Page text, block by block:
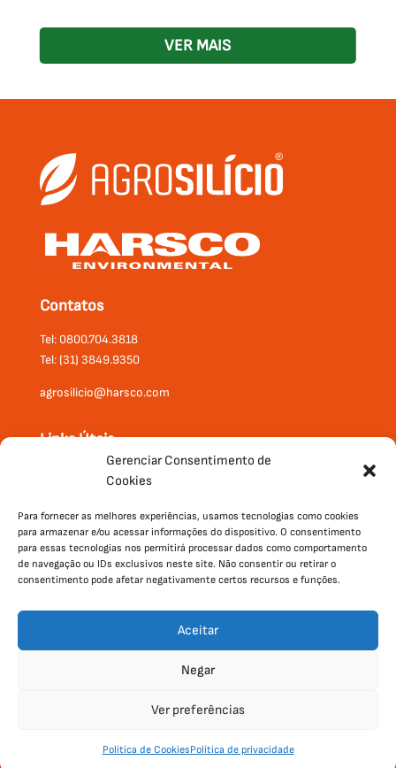
Gerenciar Consentimento de
Cookies
Para fornecer as melhores experiências, usamos tecnologias como cookies
para armazenar e/ou acessar informações do dispositivo. O consentimento
para essas tecnologias nos permitirá processar dados como comportamento
de navegação ou IDs exclusivos neste site. Não consentir ou retirar o
consentimento pode afetar negativamente certos recursos e funções.
Aceitar
Negar
Ver preferências
Política de CookiesPolítica de privacidade
VER MAIS
Contatos
Tel: 0800.704.3818
Tel: (31) 3849.9350
agrosilicio@harsco.com
Links Úteis
Onde Comprar
Institucional
Contato
Agência Wert.